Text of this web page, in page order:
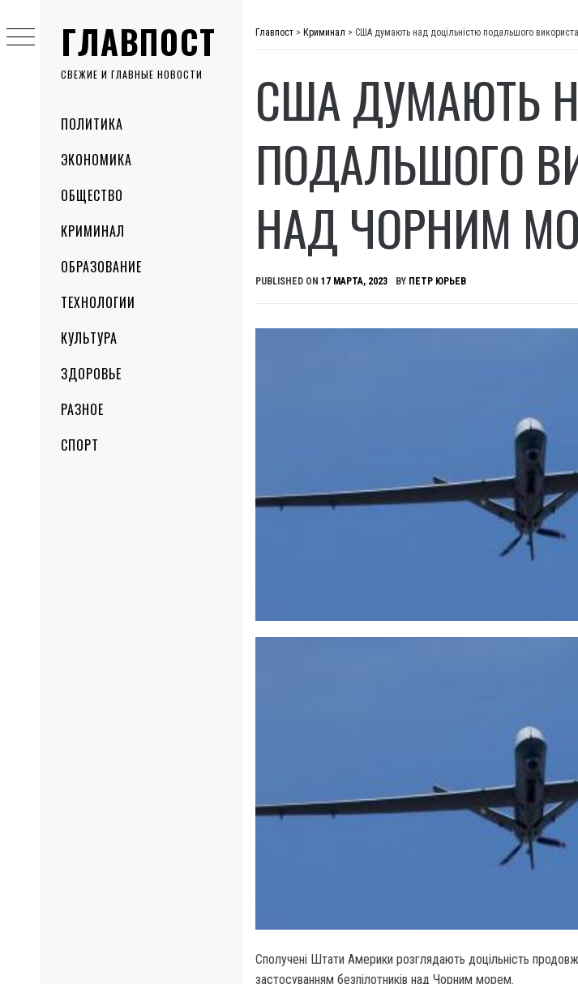
ГЛАВПОСТ
СВЕЖИЕ И ГЛАВНЫЕ НОВОСТИ
MenuПОЛИТИКА
ЭКОНОМИКА
ОБЩЕСТВО
КРИМИНАЛ
ОБРАЗОВАНИЕ
ТЕХНОЛОГИИ
КУЛЬТУРА
ЗДОРОВЬЕ
РАЗНОЕ
СПОРТ
to
content
Главпост > Криминал > США думають над доцільністю подальшого
США ДУМАЮТЬ
ПОДАЛЬШОГО
НАД ЧОРНИМ
PUBLISHED ON 17 МАРТА, 2023 BY ПЕТР ЮРЬЕВ
Сполучені Штати Америки розглядають доцільність
застосуванням безпілотників над Чорним морем.